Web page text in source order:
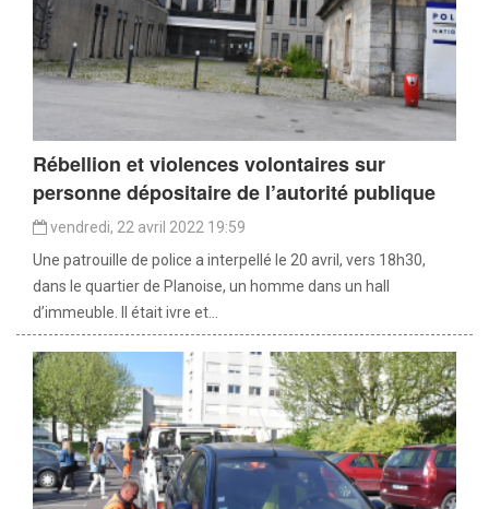
Rébellion et violences volontaires sur
personne dépositaire de l’autorité publique
vendredi, 22 avril 2022 19:59
Une patrouille de police a interpellé le 20 avril, vers 18h30,
dans le quartier de Planoise, un homme dans un hall
d’immeuble. Il était ivre et...